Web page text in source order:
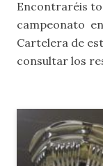
Encontraréis
campeonato
Cartelera de
consultar los